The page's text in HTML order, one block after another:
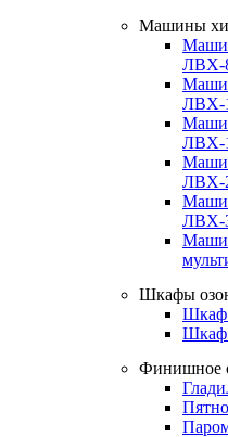
Машины
ЛВХ-
ЛВХ-
ЛВХ-
ЛВХ-
ЛВХ-
Шкафы
Шкаф
Шкаф
Финишное